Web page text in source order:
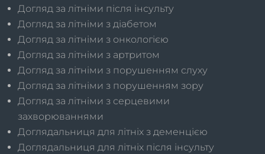
Догляд за літніми після інсульту
Догляд за літніми з діабетом
Догляд за літніми з онкологією
Догляд за літніми з артритом
Догляд за літніми з порушенням слуху
Догляд за літніми з порушенням зору
Догляд за літніми з серцевими
захворюваннями
Доглядальниця для літніх з деменцією
Доглядальниця для літніх після інсульту